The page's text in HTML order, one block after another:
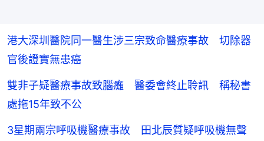
港大深圳醫院同一醫生涉三宗致命醫療事故 切除器
官後證實無患癌
雙非子疑醫療事故致腦癱 醫委會終止聆訊 稱秘書
處拖15年致不公
3星期兩宗呼吸機醫療事故 田北辰質疑呼吸機無聲